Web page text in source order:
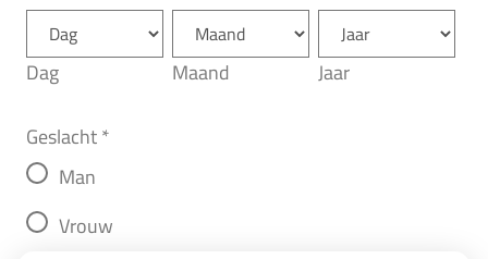
Dag Maand Jaar
Geslacht*
Man
Vrouw